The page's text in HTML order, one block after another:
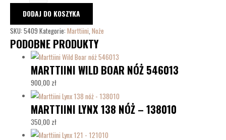
DODAJ DO KOSZYKA
SKU: 5409 Kategorie: Marttiini Noże
PODOBNE PRODUKTY
MARTTIINI WILD BOAR NÓŻ 546013
900,00 zł
MARTTIINI LYNX 138 NÓŻ – 138010
350,00 zł